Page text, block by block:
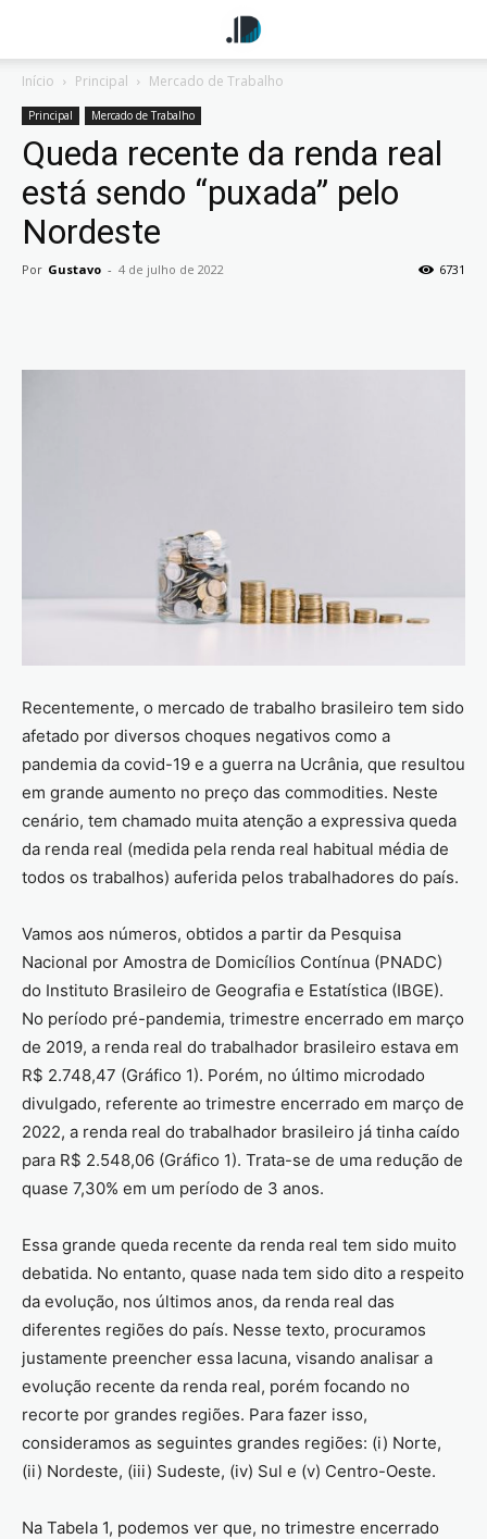
Início Principal Mercado de Trabalho
Principal Mercado de Trabalho
Queda recente da renda real
está sendo “puxada” pelo
Nordeste
Por Gustavo - 4 de julho de 2022 6731
Recentemente, o mercado de trabalho brasileiro tem sido
afetado por diversos choques negativos como a
pandemia da covid-19 e a guerra na Ucrânia, que resultou
em grande aumento no preço das commodities. Neste
cenário, tem chamado muita atenção a expressiva queda
da renda real (medida pela renda real habitual média de
todos os trabalhos) auferida pelos trabalhadores do país.
Vamos aos números, obtidos a partir da Pesquisa
Nacional por Amostra de Domicílios Contínua (PNADC)
do Instituto Brasileiro de Geografia e Estatística (IBGE).
No período pré-pandemia, trimestre encerrado em março
de 2019, a renda real do trabalhador brasileiro estava em
R$ 2.748,47 (Gráfico 1). Porém, no último microdado
divulgado, referente ao trimestre encerrado em março de
2022, a renda real do trabalhador brasileiro já tinha caído
para R$ 2.548,06 (Gráfico 1). Trata-se de uma redução de
quase 7,30% em um período de 3 anos.
Essa grande queda recente da renda real tem sido muito
debatida. No entanto, quase nada tem sido dito a respeito
da evolução, nos últimos anos, da renda real das
diferentes regiões do país. Nesse texto, procuramos
justamente preencher essa lacuna, visando analisar a
evolução recente da renda real, porém focando no
recorte por grandes regiões. Para fazer isso,
consideramos as seguintes grandes regiões: (i) Norte,
(ii) Nordeste, (iii) Sudeste, (iv) Sul e (v) Centro-Oeste.
Na Tabela 1, podemos ver que, no trimestre encerrado